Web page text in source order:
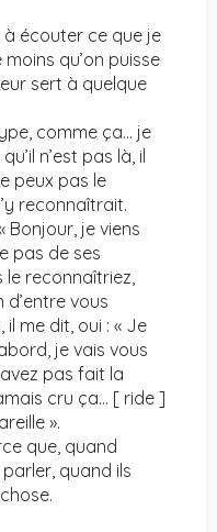
à écouter ce que je
qu’on puisse
sert à quelque
comme ça… je
n’est pas là, il
peux pas le
reconnaîtrait.
Bonjour, je viens
pas de ses
reconnaîtriez,
vous
me dit, oui : « Je
je vais vous
pas fait la
cru ça… [ ride ]
».
que, quand
quand ils